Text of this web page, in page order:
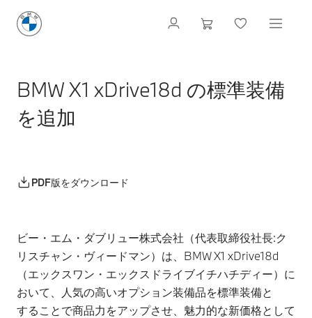
BMW X1 xDrive18d の標準装備
を追加
PDF版をダウンロード
ビー・エム・ダブリュー株式会社（代表取締役社長:ク
リスチャン・ヴィードマン）は、BMW X1 xDrive18d
（エックスワン・エックスドライブイチハチディー）に
おいて、人気の高いオプション装備品を標準装備と
することで商品力をアップさせ、魅力的な新価格として